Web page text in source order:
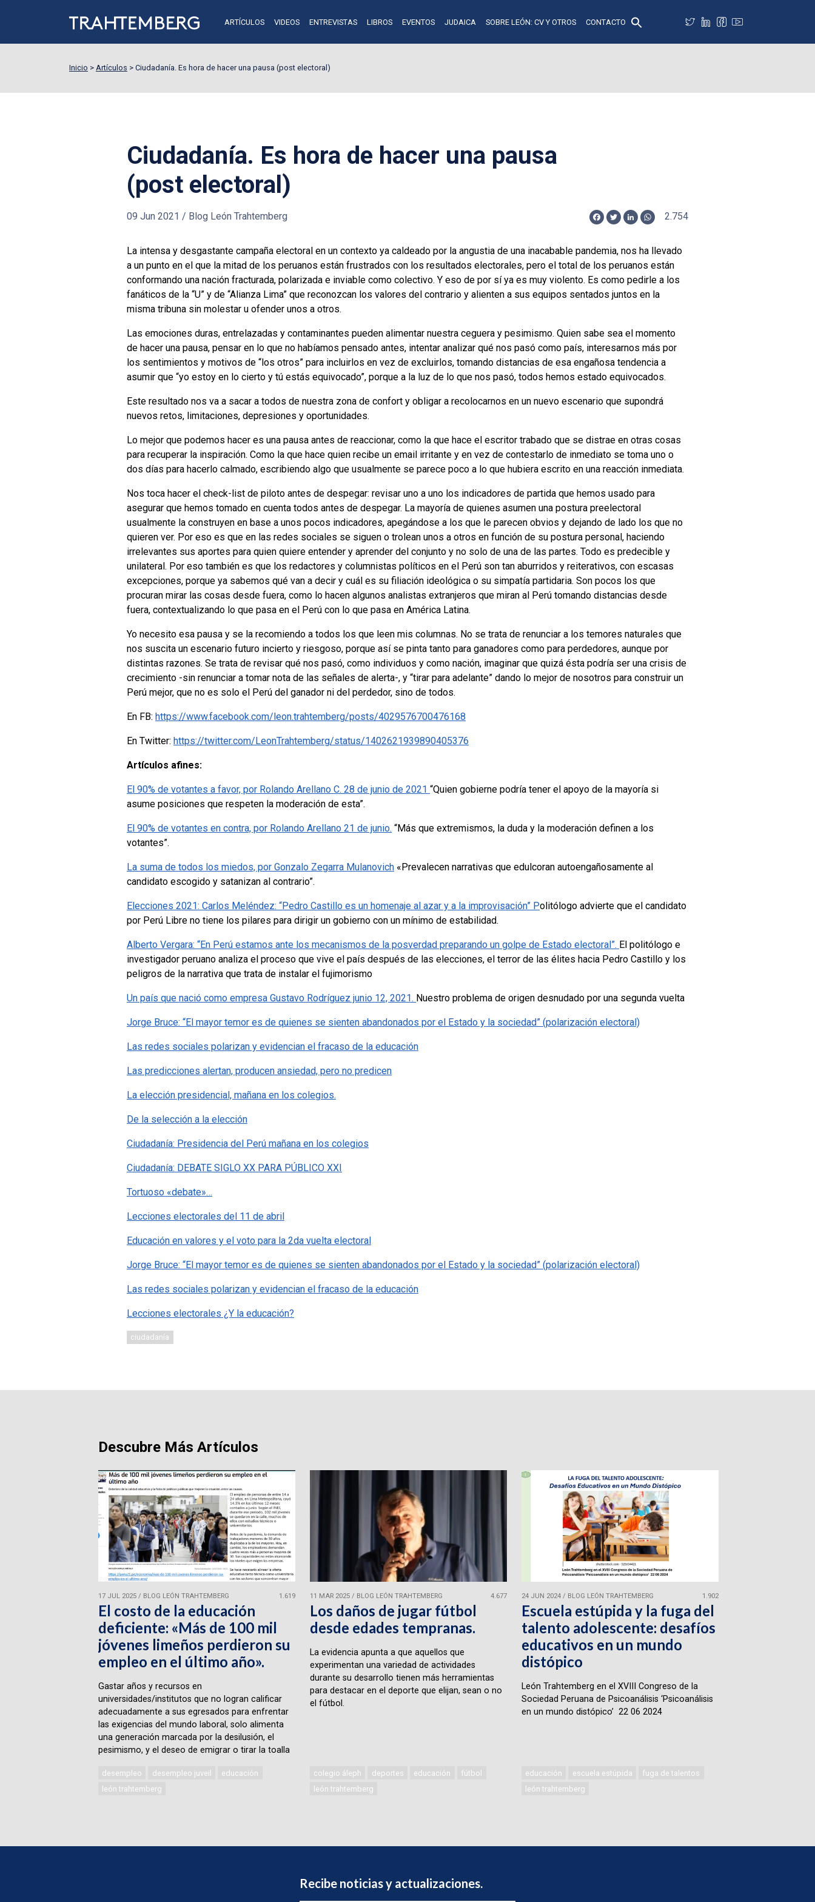
ARTÍCULOS VIDEOS ENTREVISTAS LIBROS EVENTOS JUDAICA SOBRE LEÓN: CV Y OTROS CONTACTO
Inicio > Artículos > Ciudadanía. Es hora de hacer una pausa (post electoral)
Ciudadanía. Es hora de hacer una pausa
(post electoral)
09 Jun 2021 / Blog León Trahtemberg
Facebook
TwitterLinkedInWhatsApp
2.754
La intensa y desgastante campaña electoral en un contexto ya caldeado por la angustia de una inacabable pandemia, nos ha llevado
a un punto en el que la mitad de los peruanos están frustrados con los resultados electorales, pero el total de los peruanos están
conformando una nación fracturada, polarizada e inviable como colectivo. Y eso de por sí ya es muy violento. Es como pedirle a los
fanáticos de la “U” y de “Alianza Lima” que reconozcan los valores del contrario y alienten a sus equipos sentados juntos en la
misma tribuna sin molestar u ofender unos a otros.
Las emociones duras, entrelazadas y contaminantes pueden alimentar nuestra ceguera y pesimismo. Quien sabe sea el momento
de hacer una pausa, pensar en lo que no habíamos pensado antes, intentar analizar qué nos pasó como país, interesarnos más por
los sentimientos y motivos de “los otros” para incluirlos en vez de excluirlos, tomando distancias de esa engañosa tendencia a
asumir que “yo estoy en lo cierto y tú estás equivocado”, porque a la luz de lo que nos pasó, todos hemos estado equivocados.
Este resultado nos va a sacar a todos de nuestra zona de confort y obligar a recolocarnos en un nuevo escenario que supondrá
nuevos retos, limitaciones, depresiones y oportunidades.
Lo mejor que podemos hacer es una pausa antes de reaccionar, como la que hace el escritor trabado que se distrae en otras cosas
para recuperar la inspiración. Como la que hace quien recibe un email irritante y en vez de contestarlo de inmediato se toma uno o
dos días para hacerlo calmado, escribiendo algo que usualmente se parece poco a lo que hubiera escrito en una reacción inmediata.
Nos toca hacer el check-list de piloto antes de despegar: revisar uno a uno los indicadores de partida que hemos usado para
asegurar que hemos tomado en cuenta todos antes de despegar. La mayoría de quienes asumen una postura preelectoral
usualmente la construyen en base a unos pocos indicadores, apegándose a los que le parecen obvios y dejando de lado los que no
quieren ver. Por eso es que en las redes sociales se siguen o trolean unos a otros en función de su postura personal, haciendo
irrelevantes sus aportes para quien quiere entender y aprender del conjunto y no solo de una de las partes. Todo es predecible y
unilateral. Por eso también es que los redactores y columnistas políticos en el Perú son tan aburridos y reiterativos, con escasas
excepciones, porque ya sabemos qué van a decir y cuál es su filiación ideológica o su simpatía partidaria. Son pocos los que
procuran mirar las cosas desde fuera, como lo hacen algunos analistas extranjeros que miran al Perú tomando distancias desde
fuera, contextualizando lo que pasa en el Perú con lo que pasa en América Latina.
Yo necesito esa pausa y se la recomiendo a todos los que leen mis columnas. No se trata de renunciar a los temores naturales que
nos suscita un escenario futuro incierto y riesgoso, porque así se pinta tanto para ganadores como para perdedores, aunque por
distintas razones. Se trata de revisar qué nos pasó, como individuos y como nación, imaginar que quizá ésta podría ser una crisis de
crecimiento -sin renunciar a tomar nota de las señales de alerta-, y “tirar para adelante” dando lo mejor de nosotros para construir un
Perú mejor, que no es solo el Perú del ganador ni del perdedor, sino de todos.
En FB: https://www.facebook.com/leon.trahtemberg/posts/4029576700476168
En Twitter: https://twitter.com/LeonTrahtemberg/status/1402621939890405376
Artículos afines:
El 90% de votantes a favor, por Rolando Arellano C. 28 de junio de 2021 “Quien gobierne podría tener el apoyo de la mayoría si
asume posiciones que respeten la moderación de esta”.
El 90% de votantes en contra, por Rolando Arellano 21 de junio. “Más que extremismos, la duda y la moderación definen a los
votantes”.
La suma de todos los miedos, por Gonzalo Zegarra Mulanovich «Prevalecen narrativas que edulcoran autoengañosamente al
candidato escogido y satanizan al contrario”.
Elecciones 2021: Carlos Meléndez: “Pedro Castillo es un homenaje al azar y a la improvisación” Politólogo advierte que el candidato
por Perú Libre no tiene los pilares para dirigir un gobierno con un mínimo de estabilidad.
Alberto Vergara: “En Perú estamos ante los mecanismos de la posverdad preparando un golpe de Estado electoral”. El politólogo e
investigador peruano analiza el proceso que vive el país después de las elecciones, el terror de las élites hacia Pedro Castillo y los
peligros de la narrativa que trata de instalar el fujimorismo
Un país que nació como empresa Gustavo Rodríguez junio 12, 2021. Nuestro problema de origen desnudado por una segunda vuelta
Jorge Bruce: “El mayor temor es de quienes se sienten abandonados por el Estado y la sociedad” (polarización electoral)
Las redes sociales polarizan y evidencian el fracaso de la educación
Las predicciones alertan, producen ansiedad, pero no predicen
La elección presidencial, mañana en los colegios.
De la selección a la elección
Ciudadanía: Presidencia del Perú mañana en los colegios
Ciudadanía: DEBATE SIGLO XX PARA PÚBLICO XXI
Tortuoso «debate»…
Lecciones electorales del 11 de abril
Educación en valores y el voto para la 2da vuelta electoral
Jorge Bruce: “El mayor temor es de quienes se sienten abandonados por el Estado y la sociedad” (polarización electoral)
Las redes sociales polarizan y evidencian el fracaso de la educación
Lecciones electorales ¿Y la educación?
ciudadanía
Descubre Más Artículos
17 JUL 2025/ BLOG LEÓN TRAHTEMBERG 1.619
El costo de la educación
deficiente: «Más de 100 mil
jóvenes limeños perdieron su
empleo en el último año».
Gastar años y recursos en
universidades/institutos que no logran calificar
adecuadamente a sus egresados para enfrentar
las exigencias del mundo laboral, solo alimenta
una generación marcada por la desilusión, el
pesimismo, y el deseo de emigrar o tirar la toalla
desempleo desempleo juveil
educación
león trahtemberg
11 MAR 2025/ BLOG LEÓN TRAHTEMBERG 4.677
Los daños de jugar fútbol
desde edades tempranas.
La evidencia apunta a que aquellos que
experimentan una variedad de actividades
durante su desarrollo tienen más herramientas
para destacar en el deporte que elijan, sean o no
el fútbol.
colegio áleph deportes educación
fútbol
león trahtemberg
24 JUN 2024/ BLOG LEÓN TRAHTEMBERG 1.902
Escuela estúpida y la fuga del
talento adolescente: desafíos
educativos en un mundo
distópico
León Trahtemberg en el XVIII Congreso de la
Sociedad Peruana de Psicoanálisis ‘Psicoanálisis
en un mundo distópico’ 22 06 2024
educación escuela estúpida
fuga de talentos
león trahtemberg
Recibe noticias y actualizaciones.